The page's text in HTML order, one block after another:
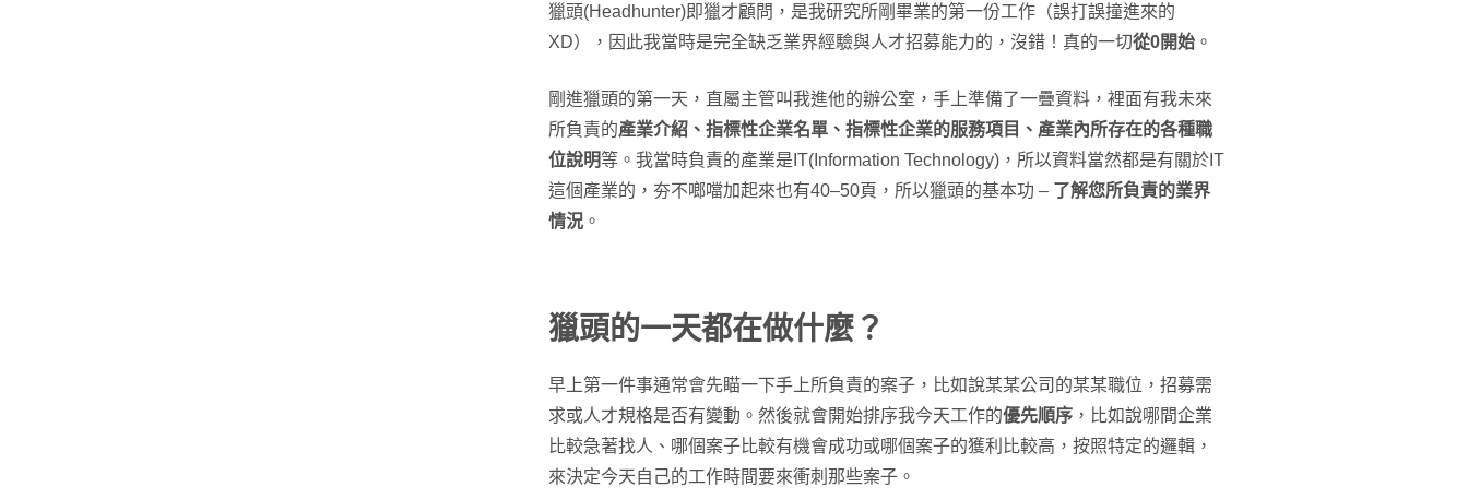
獵頭(Headhunter)即獵才顧問，是我研究所剛畢業的第一份工作（誤打誤撞進來的
XD），因此我當時是完全缺乏業界經驗與人才招募能力的，沒錯！真的一切從0開始 。
剛進獵頭的第一天，直屬主管叫我進他的辦公室，手上準備了一疊資料，裡面有我未來
所負責的產業介紹、指標性企業名單、指標性企業的服務項目、產業內所存在的各種職
位說明等。我當時負責的產業是IT(Information Technology)，所以資料當然都是有關於IT
這個產業的，夯不啷噹加起來也有40–50頁，所以獵頭的基本功 – 了解您所負責的業界
情況 。
獵頭的一天都在做什麼？
早上第一件事通常會先瞄一下手上所負責的案子，比如說某某公司的某某職位，招募需
求或人才規格是否有變動。然後就會開始排序我今天工作的優先順序 ，比如說哪間企業
比較急著找人、哪個案子比較有機會成功或哪個案子的獲利比較高，按照特定的邏輯，
來決定今天自己的工作時間要來衝刺那些案子。